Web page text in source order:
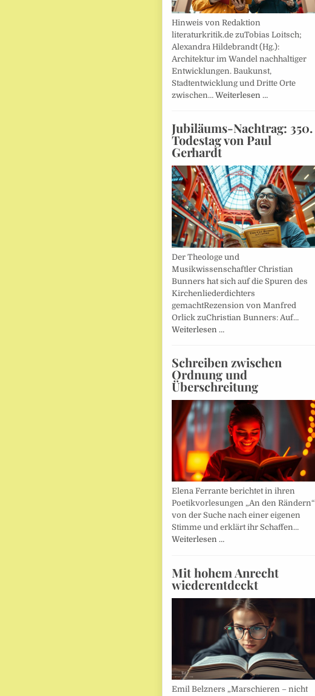
Hinweis von Redaktion
literaturkritik.de zuTobias Loitsch;
Alexandra Hildebrandt (Hg.):
Architektur im Wandel nachhaltiger
Entwicklungen. Baukunst,
Stadtentwicklung und Dritte Orte
zwischen… Weiterlesen …
Jubiläums-Nachtrag: 350.
Todestag von Paul
Gerhardt
Der Theologe und
Musikwissenschaftler Christian
Bunners hat sich auf die Spuren des
Kirchenliederdichters
gemachtRezension von Manfred
Orlick zuChristian Bunners: Auf…
Weiterlesen …
Schreiben zwischen
Ordnung und
Überschreitung
Elena Ferrante berichtet in ihren
Poetikvorlesungen „An den Rändern“
von der Suche nach einer eigenen
Stimme und erklärt ihr Schaffen…
Weiterlesen …
Mit hohem Anrecht
wiederentdeckt
Emil Belzners „Marschieren – nicht